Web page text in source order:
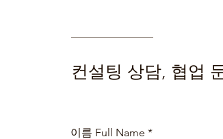
컨설팅 상담, 협업
이름 Full Name *